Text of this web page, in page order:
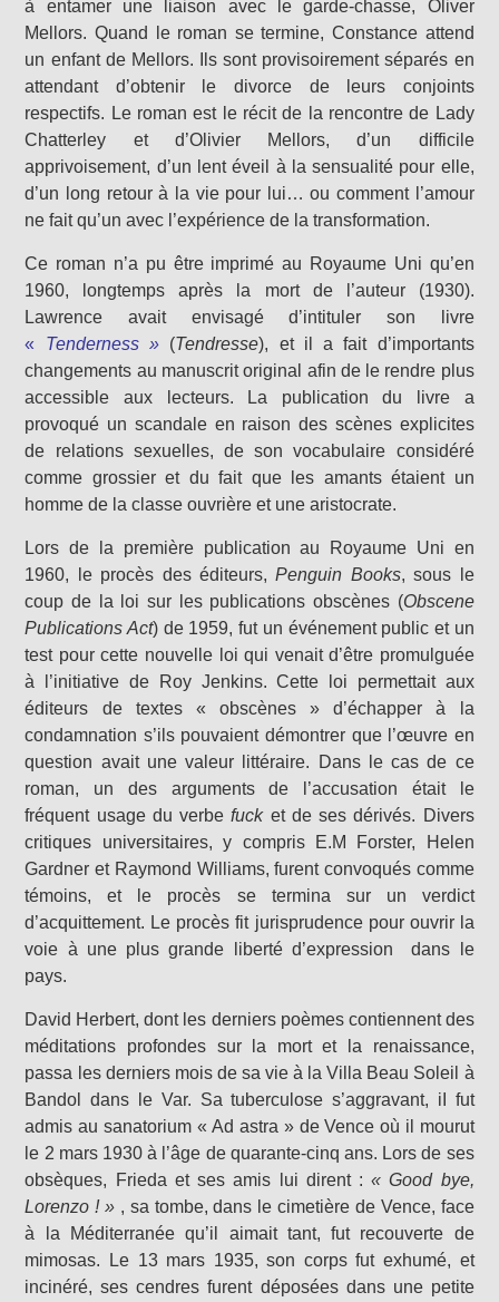
à entamer une liaison avec le garde-chasse, Oliver
Mellors. Quand le roman se termine, Constance attend
un enfant de Mellors. Ils sont provisoirement séparés en
attendant d’obtenir le divorce de leurs conjoints
respectifs. Le roman est le récit de la rencontre de Lady
Chatterley et d’Olivier Mellors, d’un difficile
apprivoisement, d’un lent éveil à la sensualité pour elle,
d’un long retour à la vie pour lui… ou comment l’amour
ne fait qu’un avec l’expérience de la transformation.
Ce roman n’a pu être imprimé au Royaume Uni qu’en
1960, longtemps après la mort de l’auteur (1930).
Lawrence avait envisagé d’intituler son livre
« Tenderness »(Tendresse), et il a fait d’importants
changements au manuscrit original afin de le rendre plus
accessible aux lecteurs. La publication du livre a
provoqué un scandale en raison des scènes explicites
de relations sexuelles, de son vocabulaire considéré
comme grossier et du fait que les amants étaient un
homme de la classe ouvrière et une aristocrate.
Lors de la première publication au Royaume Uni en
1960, le procès des éditeurs, Penguin Books, sous le
coup de la loi sur les publications obscènes (Obscene
Publications Act) de 1959, fut un événement public et un
test pour cette nouvelle loi qui venait d’être promulguée
à l’initiative de Roy Jenkins. Cette loi permettait aux
éditeurs de textes « obscènes » d’échapper à la
condamnation s’ils pouvaient démontrer que l’œuvre en
question avait une valeur littéraire. Dans le cas de ce
roman, un des arguments de l’accusation était le
fréquent usage du verbefucket de ses dérivés. Divers
critiques universitaires, y compris E.M Forster, Helen
Gardner et Raymond Williams, furent convoqués comme
témoins, et le procès se termina sur un verdict
d’acquittement. Le procès fit jurisprudence pour ouvrir la
voie à une plus grande liberté d’expression dans le
pays.
David Herbert, dont les derniers poèmes contiennent des
méditations profondes sur la mort et la renaissance,
passa les derniers mois de sa vie à la Villa Beau Soleil à
Bandol dans le Var. Sa tuberculose s’aggravant, iI fut
admis au sanatorium « Ad astra » de Vence où il mourut
le 2 mars 1930 à l’âge de quarante-cinq ans. Lors de ses
obsèques, Frieda et ses amis lui dirent :« Good bye,
Lorenzo ! » , sa tombe, dans le cimetière de Vence, face
à la Méditerranée qu’il aimait tant, fut recouverte de
mimosas. Le 13 mars 1935, son corps fut exhumé, et
incinéré, ses cendres furent déposées dans une petite